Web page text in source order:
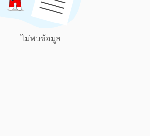
ไม่พบข้อมูล